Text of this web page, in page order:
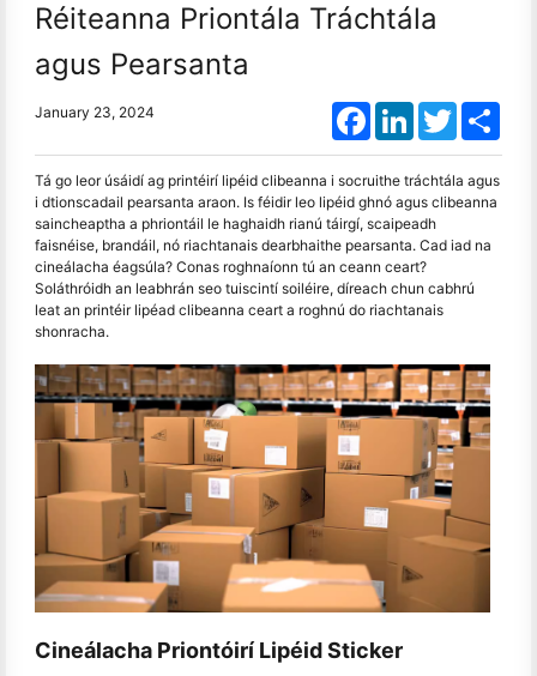
Réiteanna Priontála Tráchtála
agus Pearsanta
January 23, 2024 FacebookLinkedInTwitter
Tá go leor úsáidí ag printéirí lipéid clibeanna i socruithe tráchtála agus
i dtionscadail pearsanta araon. Is féidir leo lipéid ghnó agus clibeanna
saincheaptha a phriontáil le haghaidh rianú táirgí, scaipeadh
faisnéise, brandáil, nó riachtanais dearbhaithe pearsanta. Cad iad na
cineálacha éagsúla? Conas roghnaíonn tú an ceann ceart?
Soláthróidh an leabhrán seo tuiscintí soiléire, díreach chun cabhrú
leat an printéir lipéad clibeanna ceart a roghnú do riachtanais
shonracha.
Cineálacha Priontóirí Lipéid Sticker